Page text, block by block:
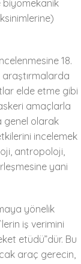
biyomekanik
18.
araştırmalarda
elde etme gibi
amaçlarla
genel olarak
incelemek
antropoloji,
yani
yönelik
iş verimini
etüdü”dür. Bu
araç gerecin,